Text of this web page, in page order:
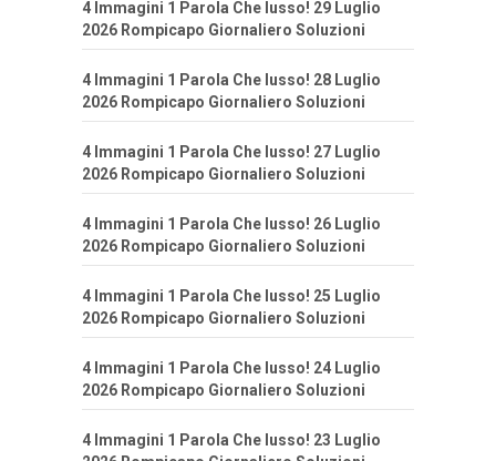
4 Immagini 1 Parola Che lusso! 29 Luglio
2026 Rompicapo Giornaliero Soluzioni
4 Immagini 1 Parola Che lusso! 28 Luglio
2026 Rompicapo Giornaliero Soluzioni
4 Immagini 1 Parola Che lusso! 27 Luglio
2026 Rompicapo Giornaliero Soluzioni
4 Immagini 1 Parola Che lusso! 26 Luglio
2026 Rompicapo Giornaliero Soluzioni
4 Immagini 1 Parola Che lusso! 25 Luglio
2026 Rompicapo Giornaliero Soluzioni
4 Immagini 1 Parola Che lusso! 24 Luglio
2026 Rompicapo Giornaliero Soluzioni
4 Immagini 1 Parola Che lusso! 23 Luglio